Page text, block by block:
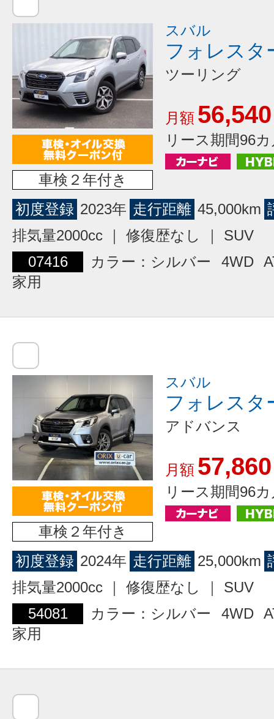
車検２年付き
スバル
フォレスタ
ツーリング
月額 56,540
リース期間96
初度登録 2023年 走行距離 45,000km
排気量2000cc ｜ 修復歴なし ｜ SUV
07416
カラー：シルバー 4WD
家用
車検２年付き
スバル
フォレスタ
アドバンス
月額 57,860
リース期間96
初度登録 2024年 走行距離 25,000km
排気量2000cc ｜ 修復歴なし ｜ SUV
54081
カラー：シルバー 4WD
家用